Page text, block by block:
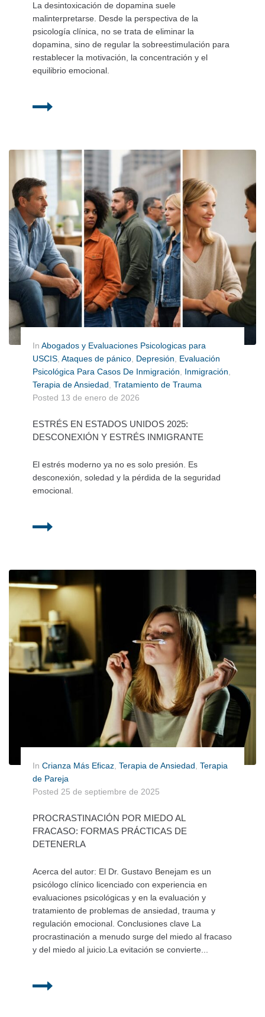
La desintoxicación de dopamina suele
malinterpretarse. Desde la perspectiva de la
psicología clínica, no se trata de eliminar la
dopamina, sino de regular la sobreestimulación para
restablecer la motivación, la concentración y el
equilibrio emocional.
In Abogados y Evaluaciones Psicologicas para
USCIS Ataques de pánico Depresión
Evaluación
Psicológica Para Casos De Inmigración
Inmigración
Terapia de Ansiedad Tratamiento de Trauma
Posted 13 de enero de 2026
ESTRÉS EN ESTADOS UNIDOS 2025:
DESCONEXIÓN Y ESTRÉS INMIGRANTE
El estrés moderno ya no es solo presión. Es
desconexión, soledad y la pérdida de la seguridad
emocional.
In Crianza Más Eficaz Terapia de Ansiedad Terapia
de Pareja
Posted 25 de septiembre de 2025
PROCRASTINACIÓN POR MIEDO AL
FRACASO: FORMAS PRÁCTICAS DE
DETENERLA
Acerca del autor: El Dr. Gustavo Benejam es un
psicólogo clínico licenciado con experiencia en
evaluaciones psicológicas y en la evaluación y
tratamiento de problemas de ansiedad, trauma y
regulación emocional. Conclusiones clave La
procrastinación a menudo surge del miedo al fracaso
y del miedo al juicio.La evitación se convierte...